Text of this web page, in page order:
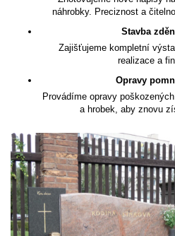
náhrobky. Preciznost a
Stavba
Zajišťujeme kompletní
realizace a
Opravy
Provádíme opravy
a hrobek, aby znovu